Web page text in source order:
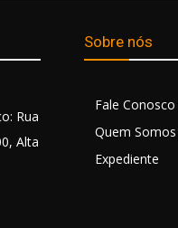
Rua
Alta
Sobre nós
Fale Conosco
Quem Somos
Expediente